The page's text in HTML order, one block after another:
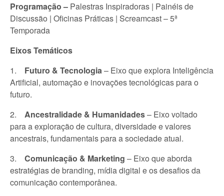
Programação – Palestras Inspiradoras | Painéis de
Discussão | Oficinas Práticas | Screamcast – 5ª
Temporada
Eixos Temáticos
1. Futuro & Tecnologia– Eixo que explora Inteligência
Artificial, automação e inovações tecnológicas para o
futuro.
2. Ancestralidade & Humanidades– Eixo voltado
para a exploração de cultura, diversidade e valores
ancestrais, fundamentais para a sociedade atual.
3. Comunicação & Marketing – Eixo que aborda
estratégias de branding, mídia digital e os desafios da
comunicação contemporânea.